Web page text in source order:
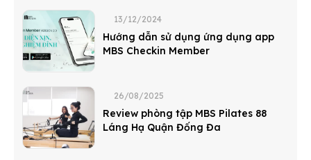
13/12/2024
Hướng dẫn sử dụng ứng dụng app
MBS Checkin Member
26/08/2025
Review phòng tập MBS Pilates 88
Láng Hạ Quận Đống Đa